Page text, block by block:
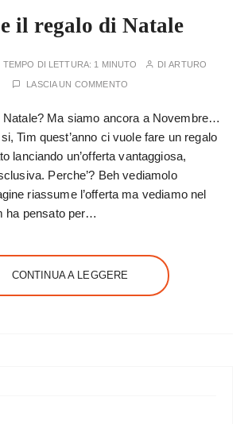
il regalo di Natale
TEMPO DI LETTURA: 1 MINUTO DIARTURO
LASCIA UN COMMENTO
Natale? Ma siamo ancora a Novembre…
Tim quest’anno ci vuole fare un regalo
lanciando un’offerta vantaggiosa,
Perche’? Beh vediamolo
riassume l’offerta ma vediamo nel
ha pensato per…
CONTINUA A LEGGERE